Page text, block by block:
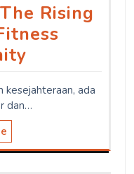
Rising
kesejahteraan, ada
dan…